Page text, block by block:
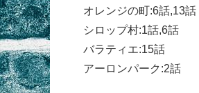
オレンジの町:6話,13話
シロップ村:1話,6話
バラティエ:15話
アーロンパーク:2話